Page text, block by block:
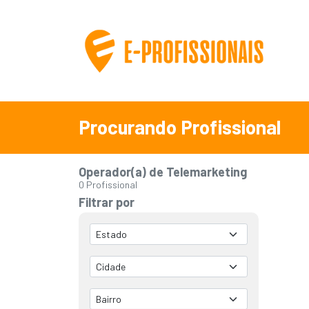
Procurando Profissional
Operador(a) de Telemarketing
0 Profissional
Filtrar por